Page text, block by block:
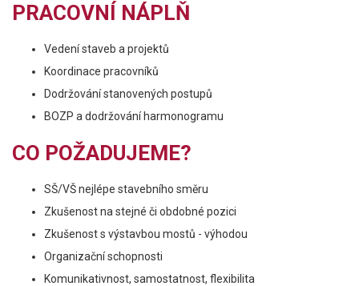
PRACOVNÍ NÁPLŇ
Vedení staveb a projektů
Koordinace pracovníků
Dodržování stanovených postupů
BOZP a dodržování harmonogramu
CO POŽADUJEME?
SŠ/VŠ nejlépe stavebního směru
Zkušenost na stejné či obdobné pozici
Zkušenost s výstavbou mostů - výhodou
Organizační schopnosti
Komunikativnost, samostatnost, flexibilita